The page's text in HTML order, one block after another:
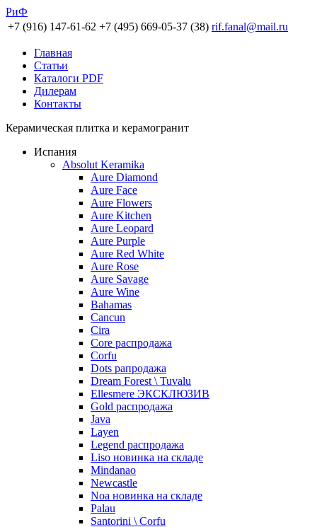
РиФ
+7 (916) 147-61-62 +7 (495) 669-05-37 (38) rif.fanal@mail.ru
Главная
Статьи
Каталоги PDF
Дилерам
Контакты
Керамическая плитка и керамогранит
Испания
Absolut Keramika
Aure Diamond
Aure Face
Aure Flowers
Aure Kitchen
Aure Leopard
Aure Purple
Aure Red White
Aure Rose
Aure Savage
Aure Wine
Bahamas
Cancun
Cira
Core распродажа
Corfu
Dots рапродажа
Dream Forest \ Tuvalu
Ellesmere ЭКСКЛЮЗИВ
Gold распродажа
Java
Layen
Legend распродажа
Liso новинка на складе
Mindanao
Newcastle
Noa новинка на складе
Palau
Santorini \ Corfu